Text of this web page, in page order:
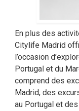
En plus des
Citylife Madrid
l’occasion
Portugal et du
comprend des
Madrid, des
au Portugal et